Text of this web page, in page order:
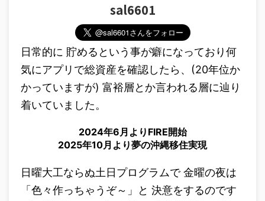
sal6601
日常的に 貯めるという事が癖になっており何
気にアプリで総資産を確認したら、(20年位か
かっていますが) 富裕層とか言われる層に辿り
着いていました。
2024年6月よりFIRE開始
2025年10月より夢の沖縄移住実現
日曜大工ならぬ土日プログラムで 金曜の夜は
「色々作っちゃうぞ～」と 決意をするのです